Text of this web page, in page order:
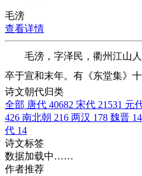
毛滂
查看详情
毛滂，字泽民，衢州江山
卒于宣和末年。有《东堂集》
诗文朝代归类
全部 唐代 40682 宋代 21531 元
426 南北朝 216 两汉 178 魏晋
代 14
诗文标签
数据加载中……
作者推荐